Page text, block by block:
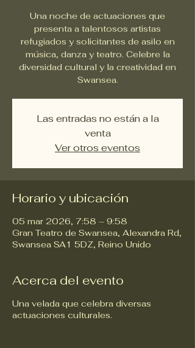
Una noche de actuaciones que
presenta a talentosos artistas
refugiados y solicitantes de asilo en
música, danza y teatro. Celebre la
diversidad cultural y la creatividad en
Swansea.
Las entradas no están a la
venta
Ver otros eventos
Horario y ubicación
05 mar 2026, 7:58 – 9:58
Gran Teatro de Swansea, Alexandra Rd,
Swansea SA1 5DZ, Reino Unido
Acerca del evento
Una velada que celebra diversas
actuaciones culturales.